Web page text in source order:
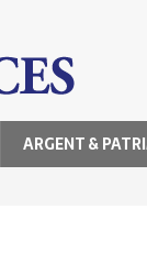
ARGENT &